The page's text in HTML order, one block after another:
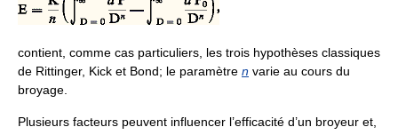
contient, comme cas particuliers, les trois hypothèses classiques
de Rittinger, Kick et Bond; le paramètre n varie au cours du
broyage.
Plusieurs facteurs peuvent influencer l’efficacité d’un broyeur et,